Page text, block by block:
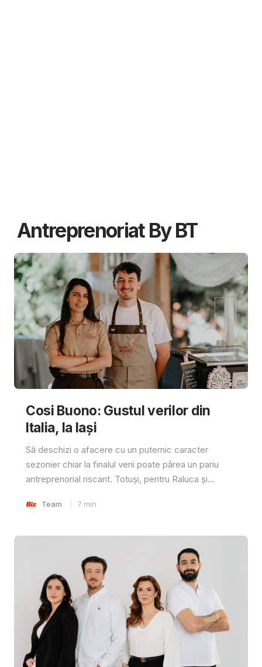
Antreprenoriat By BT
Cosi Buono: Gustul verilor din
Italia, la Iași
Să deschizi o afacere cu un puternic caracter
sezonier chiar la finalul verii poate părea un pariu
antreprenorial riscant. Totuși, pentru Raluca și...
Team 7 min